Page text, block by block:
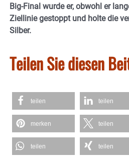
Big-Final wurde er, obwohl er
Ziellinie gestoppt und holte die
Silber.
Teilen Sie diesen
teilen teilen
merken teilen
teilen teilen